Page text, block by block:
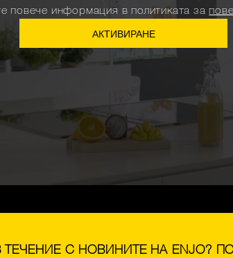
информация в политиката за
АКТИВИРАНЕ
ТЕЧЕНИЕ С НОВИНИТЕ НА